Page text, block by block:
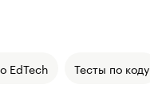
EdTech Тесты по коду